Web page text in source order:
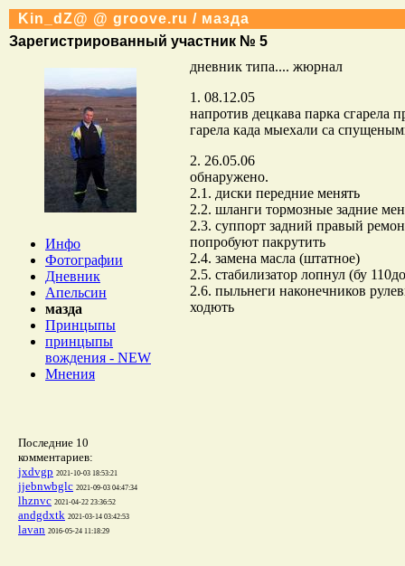
Kin_dZ@ @ groove.ru / мазда
Зарегистрированный участник № 5
Инфо
Фотографии
Дневник
Апельсин
мазда
Принцыпы
принцыпы
вождения - NEW
Мнения
Последние 10
комментариев:
jxdvgp 2021-10-03 18:53:21
jjebnwbglc 2021-09-03 04:47:34
lhznvc 2021-04-22 23:36:52
andgdxtk 2021-03-14 03:42:53
lavan 2016-05-24 11:18:29
дневник типа.... жюрнал
1. 08.12.05
напротив децкава парка сгарела
гарела када мыехали са
2. 26.05.06
обнаружено.
2.1. диски передние менять
2.2. шланги тормозные задние
2.3. суппорт задний правый
попробуют пакрутить
2.4. замена масла (штатное)
2.5. стабилизатор лопнул (бу
2.6. пыльнеги наконечников
ходють